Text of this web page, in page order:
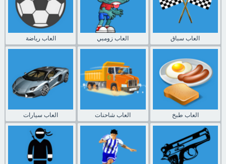
العاب رياضة العاب زومبي العاب سباق
العاب سيارات العاب شاحنات العاب طبخ